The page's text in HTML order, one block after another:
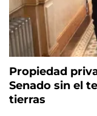
Propiedad
Senado sin el
tierras